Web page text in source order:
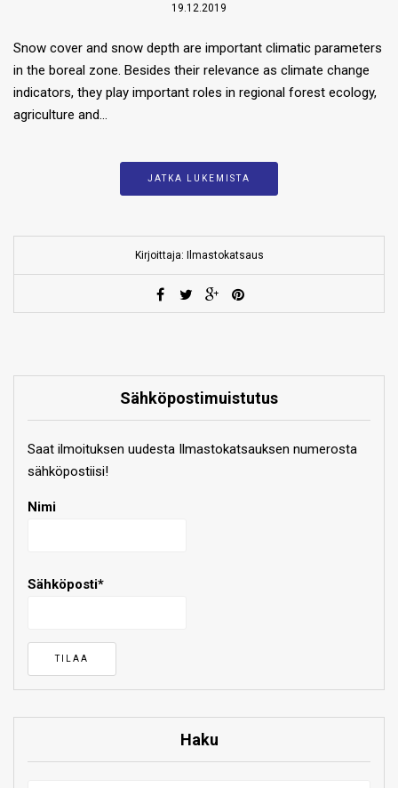
19.12.2019
Snow cover and snow depth are important climatic parameters
in the boreal zone. Besides their relevance as climate change
indicators, they play important roles in regional forest ecology,
agriculture and…
JATKA LUKEMISTA
Kirjoittaja: Ilmastokatsaus
Sähköpostimuistutus
Saat ilmoituksen uudesta Ilmastokatsauksen numerosta
sähköpostiisi!
Nimi
Sähköposti*
Haku